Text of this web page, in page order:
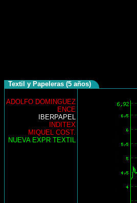
Textil y Papeleras (5 años)
ADOLFO DOMINGUEZ
ENCE
IBERPAPEL
INDITEX
MIQUEL COST.
NUEVA EXPR TEXTIL